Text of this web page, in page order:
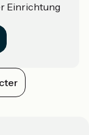
Einrichtung